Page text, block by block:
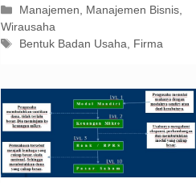
Kategori
Manajemen, Manajemen Bisnis,
Wirausaha
Tag
Bentuk Badan Usaha, Firma